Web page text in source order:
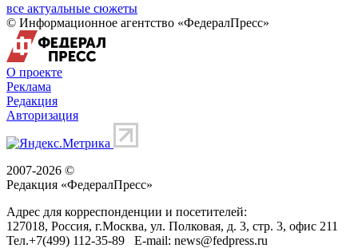
все актуальные сюжеты
© Информационное агентство «ФедералПресс»
О проекте
Реклама
Редакция
Авторизация
2007-2026 ©
Редакция «ФедералПресс»
Адрес для корреспонденции и посетителей:
127018, Россия, г.Москва, ул. Полковая, д. 3, стр. 3, офис 211
Тел.+7(499) 112-35-89 E-mail: news@fedpress.ru